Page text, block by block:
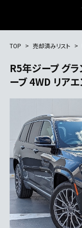
TOP 売却済みリスト
R5年ジープ グ
ーブ 4WD リア